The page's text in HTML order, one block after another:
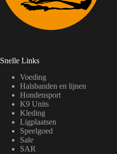
Snelle Links
Voeding
Halsbanden en lijnen
Hondensport
K9 Units
Kleding
Ligplaatsen
Speelgoed
Sale
SAR